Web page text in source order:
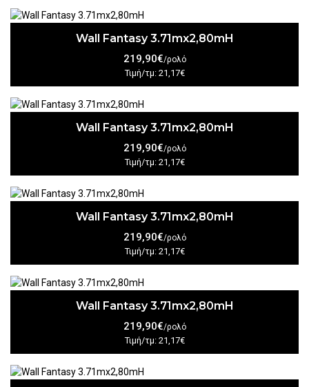
Wall Fantasy 3.71mx2,80mH
219,90€/ρολό
Τιμή/τμ: 21,17€
Wall Fantasy 3.71mx2,80mH
219,90€/ρολό
Τιμή/τμ: 21,17€
Wall Fantasy 3.71mx2,80mH
219,90€/ρολό
Τιμή/τμ: 21,17€
Wall Fantasy 3.71mx2,80mH
219,90€/ρολό
Τιμή/τμ: 21,17€